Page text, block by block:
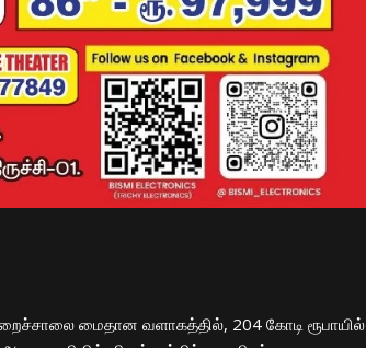
மைதான வளாகத்தில், 204 கோடி ரூபாயில்